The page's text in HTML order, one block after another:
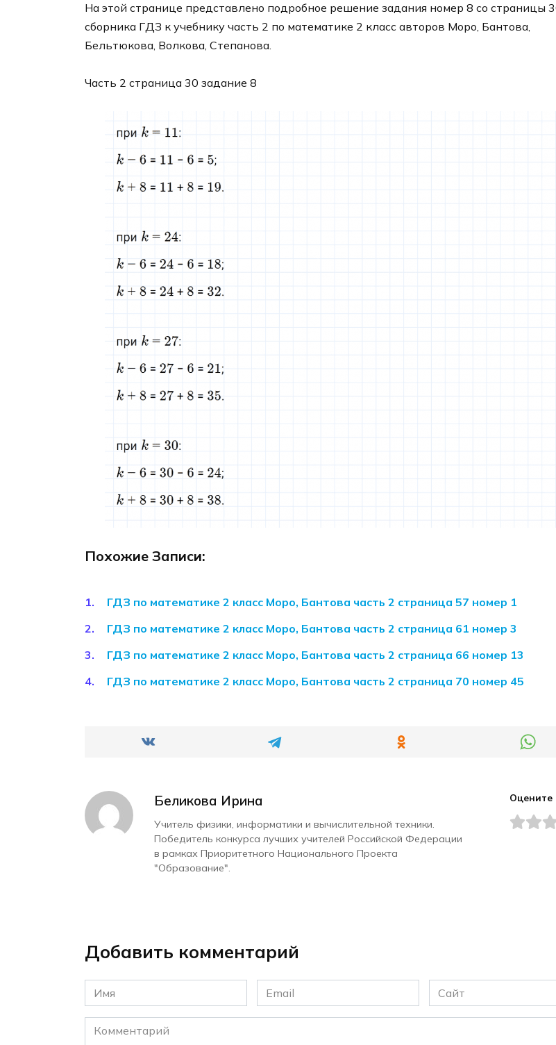
На этой странице представлено подробное решение задания номер 8 со страницы
сборника ГДЗ к учебнику часть 2 по математике 2 класс авторов Моро, Бантова,
Бельтюкова, Волкова, Степанова.
Часть 2 страница 30 задание 8
Похожие Записи:
ГДЗ по математике 2 класс Моро, Бантова часть 2 страница 57 номер 1
ГДЗ по математике 2 класс Моро, Бантова часть 2 страница 61 номер 3
ГДЗ по математике 2 класс Моро, Бантова часть 2 страница 66 номер 13
ГДЗ по математике 2 класс Моро, Бантова часть 2 страница 70 номер 45
Беликова Ирина
Учитель физики, информатики и вычислительной техники.
Победитель конкурса лучших учителей Российской Федерации
в рамках Приоритетного Национального Проекта
"Образование".
Оцените
Добавить комментарий
Имя
*
Email
*
Сайт
Комментарий